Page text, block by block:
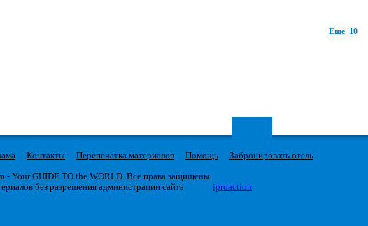
Еще 10
Контакты Перепечатка материалов Помощь
Забронировать отель
- Your GUIDE TO the WORLD. Все права защищены.
без разрешения администрации сайта
iproaction